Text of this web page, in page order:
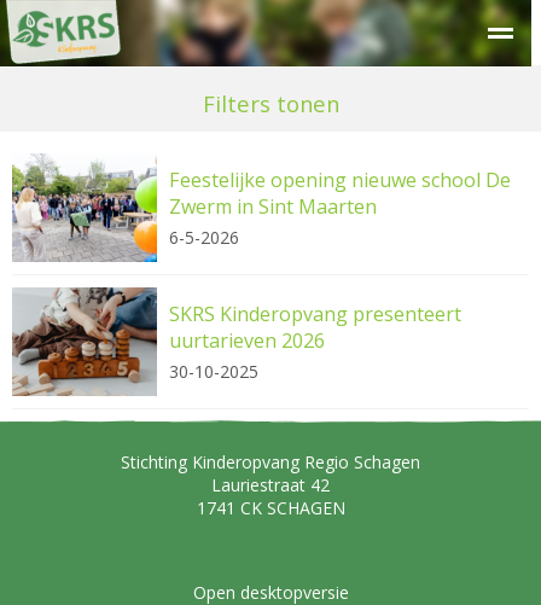
Kinderdagverblijf Peuteropvang
Filters tonen
Feestelijke opening nieuwe school De
Zwerm in Sint Maarten
6-5-2026
SKRS Kinderopvang presenteert
uurtarieven 2026
30-10-2025
Stichting Kinderopvang Regio Schagen
Lauriestraat 42
1741 CK SCHAGEN
Open desktopversie